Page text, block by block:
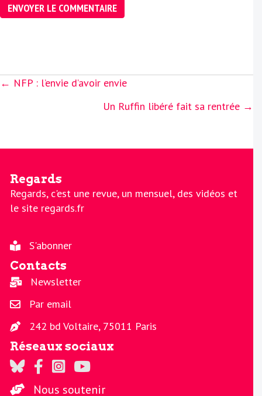
Posts
← NFP : l’envie d’avoir envie
Un Ruffin libéré fait sa rentrée →
Regards
Regards, c'est une revue, un mensuel, des vidéos et
le site regards.fr
S'abonner
Contacts
Newsletter
Par email
242 bd Voltaire, 75011 Paris
Réseaux sociaux
Regards sur Twitter
Regards sur Facebook
Regards sur Instagram
La chaine Regards sur Youtube
Nous soutenir